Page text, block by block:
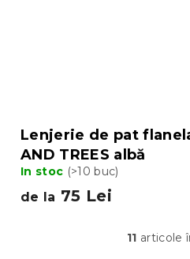
Lenjerie de pat
AND TREES albă
In stoc (>10 buc)
de la 75 Lei
C
11 articole